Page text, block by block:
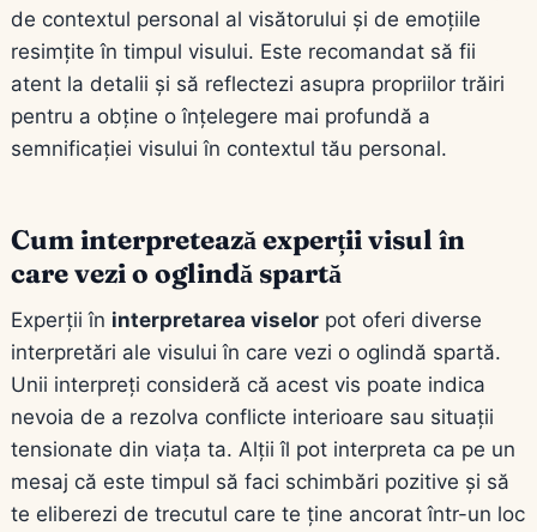
de contextul personal al visătorului și de emoțiile
resimțite în timpul visului. Este recomandat să fii
atent la detalii și să reflectezi asupra propriilor trăiri
pentru a obține o înțelegere mai profundă a
semnificației visului în contextul tău personal.
Cum interpretează experții visul în
care vezi o oglindă spartă
Experții în interpretarea viselor pot oferi diverse
interpretări ale visului în care vezi o oglindă spartă.
Unii interpreți consideră că acest vis poate indica
nevoia de a rezolva conflicte interioare sau situații
tensionate din viața ta. Alții îl pot interpreta ca pe un
mesaj că este timpul să faci schimbări pozitive și să
te eliberezi de trecutul care te ține ancorat într-un loc